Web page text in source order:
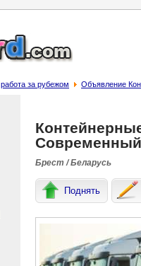
работа за рубежом Объявление
Брест / Беларусь
Поднять